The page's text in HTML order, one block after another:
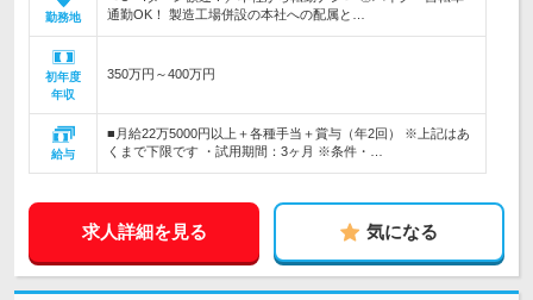
勤務地
通勤OK！ 製造工場併設の本社への配属と…
初年度
年収
350万円～400万円
給与
■月給22万5000円以上＋各種手当＋賞与（年2回） ※上記はあ
くまで下限です ・試用期間：3ヶ月 ※条件・…
求人詳細を見る 気になる